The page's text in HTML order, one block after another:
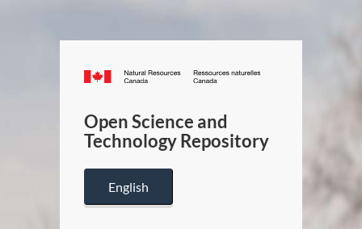
Canada.ca
/
Canada
Open Science and
Technology Repository
English